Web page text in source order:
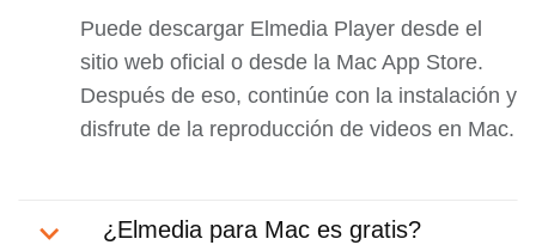
Puede descargar Elmedia Player desde el
sitio web oficial o desde la Mac App Store.
Después de eso, continúe con la instalación y
disfrute de la reproducción de videos en Mac.
¿Elmedia para Mac es gratis?